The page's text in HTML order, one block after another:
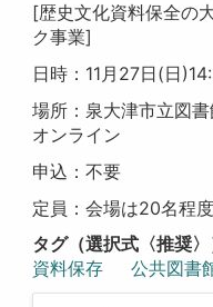
[歴史文化資料保全の
ク事業]
日時：11月27日(日
場所：泉大津市立図
オンライン
申込：不要
定員：会場は20名程度
タグ（選択式〈推奨〉
資料保存
公共図書